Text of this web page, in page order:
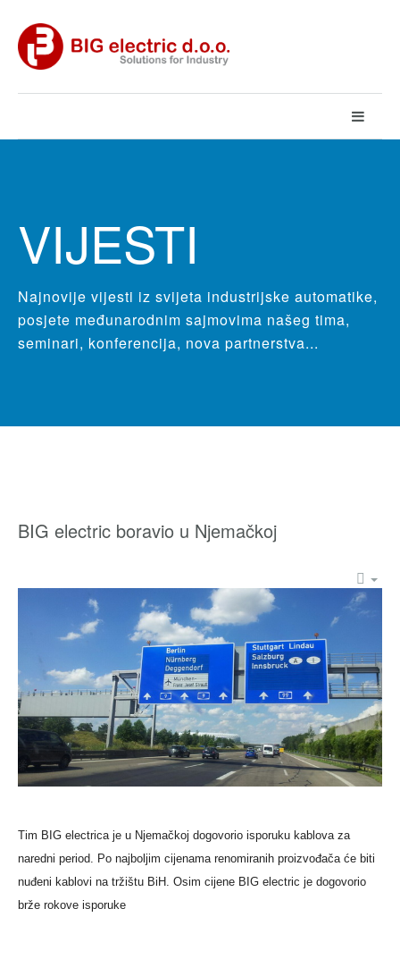
VIJESTI
Najnovije vijesti iz svijeta industrijske automatike,
posjete međunarodnim sajmovima našeg tima,
seminari, konferencija, nova partnerstva...
BIG electric boravio u Njemačkoj
Tim BIG electrica je u Njemačkoj dogovorio isporuku kablova za
naredni period. Po najboljim cijenama renomiranih proizvođača će biti
nuđeni kablovi na tržištu BiH. Osim cijene BIG electric je dogovorio
brže rokove isporuke